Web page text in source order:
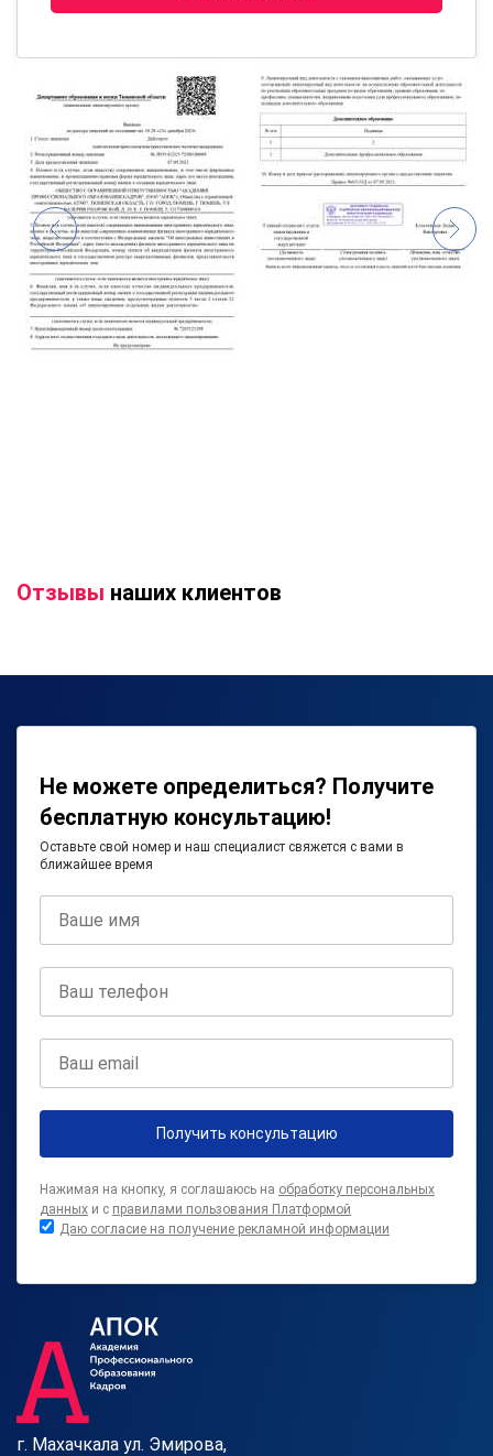
Отзывы наших клиентов
Не можете определиться? Получите
бесплатную консультацию!
Оставьте свой номер и наш специалист свяжется с вами в
ближайшее время
Получить консультацию
Нажимая на кнопку, я соглашаюсь на обработку персональных
данных и с правилами пользования Платформой
Даю согласие на получение рекламной информации
г. Махачкала ул. Эмирова,